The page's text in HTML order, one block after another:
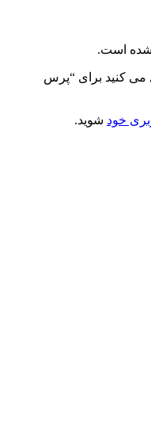
است.
می کنید برای “پرس
خود شوید.